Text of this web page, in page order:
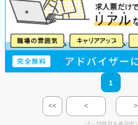
1
<< < >
（1～10件目を表示中）